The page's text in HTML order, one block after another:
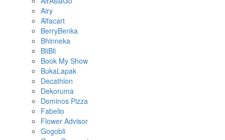
Airy
Alfacart
BerryBenka
Bhinneka
BliBli
Book My Show
BukaLapak
Decathlon
Dekoruma
Dominos Pizza
Fabelio
Flower Advisor
Gogobli